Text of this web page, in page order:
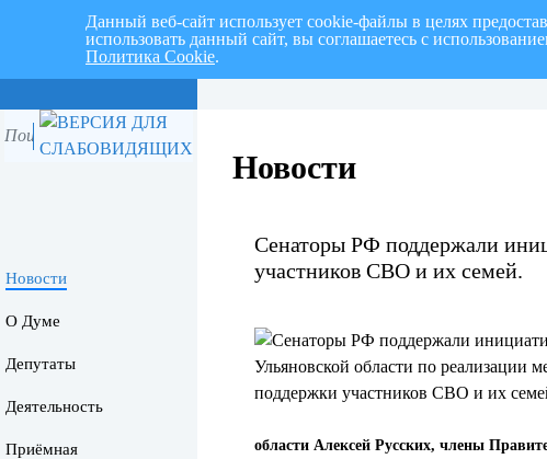
Новости
О Думе
Депутаты
Деятельность
Приёмная
Новости
Сенаторы РФ поддержали
участников СВО и их семей.
области Алексей Русских, члены
Данный веб-сайт использует cookie-файлы в целях
использовать данный сайт, вы соглашаетесь с
Политика Cookie.